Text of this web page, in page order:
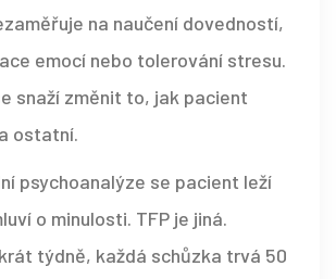
na naučení dovedností,
emocí nebo tolerování stresu.
snaží změnit to, jak pacient
ostatní.
psychoanalýze se pacient leží
o minulosti. TFP je jiná.
týdně, každá schůzka trvá 50